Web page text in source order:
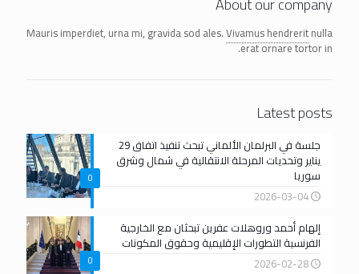
Mauris imperdiet, urna mi, gravida sod ales.Vivamus hendreritnulla
erat ornare tortor in.
Latest posts
0
جلسة في البرلمان الألماني تبحث تنفيذ اتفاق 29
يناير وتحديات المرحلة الانتقالية في شمال وشرق
سوريا
2026-03-04
0
إلهام أحمد وروهلات عفرين تبحثان مع الخارجية
الفرنسية التطورات الإقليمية وحقوق المكونات
2026-02-28